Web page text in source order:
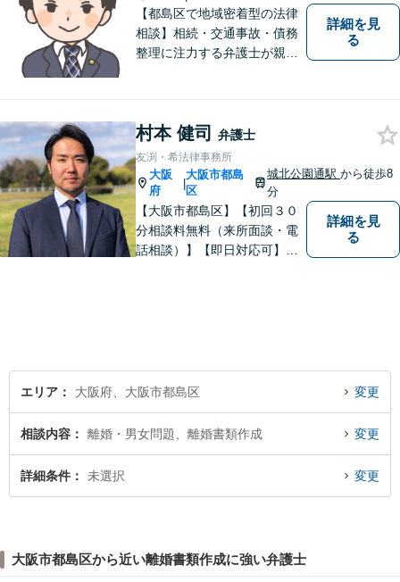
【都島区で地域密着型の法律
相談】相続・交通事故・債務
整理に注力する弁護士が親身
様、まずはお気軽にご連絡く
ださい。初回面談予約受付中
詳細を見
る
村本 健司 弁護士
友渕・希法律事務所
大阪
府
|
大阪市都島
区
城北公園通駅から徒歩8
分
【大阪市都島区】【初回３０
分相談料無料（来所面談・電
話相談）】【即日対応可】
依頼者様の不安を解消し、問
題解決へ導きます
詳細を見
る
エリア 大阪府、大阪市都島区 変更
相談内容 離婚・男女問題、離婚書類作成 変更
詳細条件 未選択 変更
大阪市都島区から近い離婚書類作成に強い弁護士